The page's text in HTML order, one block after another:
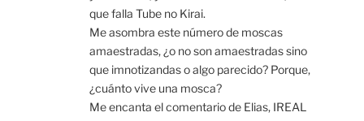
que falla Tube no Kirai.
Me asombra este número de moscas
amaestradas, ¿o no son amaestradas sino
que imnotizandas o algo parecido? Porque,
¿cuánto vive una mosca?
Me encanta el comentario de Elias, IREAL